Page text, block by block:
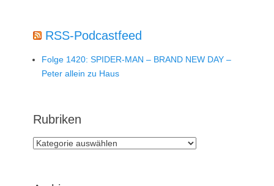
RSS-Podcastfeed
Folge 1420: SPIDER-MAN – BRAND NEW DAY –
Peter allein zu Haus
Rubriken
Rubriken